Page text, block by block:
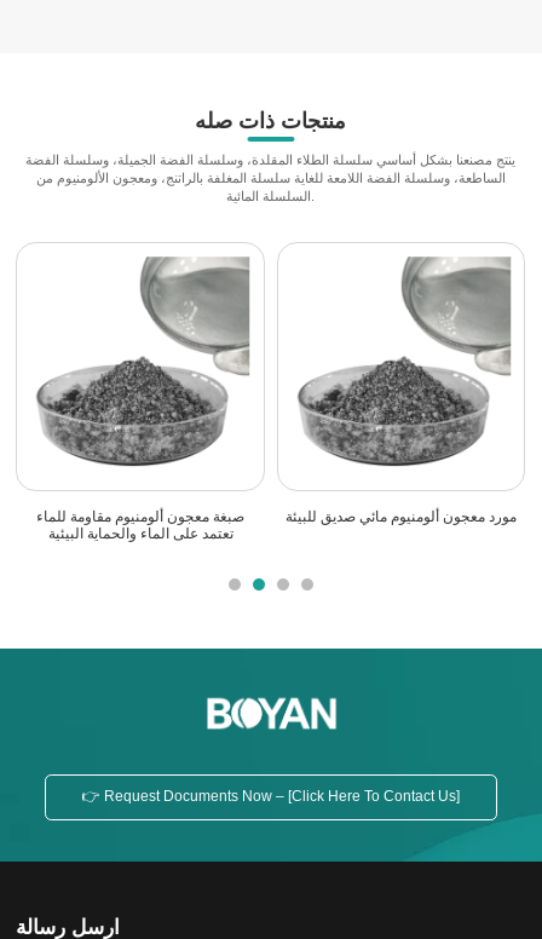
منتجات ذات صله
ينتج مصنعنا بشكل أساسي سلسلة الطلاء المقلدة، وسلسلة الفضة الجميلة، وسلسلة الفضة
الساطعة، وسلسلة الفضة اللامعة للغاية سلسلة المغلفة بالراتنج، ومعجون الألومنيوم من
معجون ألومنيوم ثابت للتخزين مع إطلاق
غاز منخفض
High-Performance Water-Based
👉 Request Documents Now – [Click Here To Contact Us]
ارسل رسالة